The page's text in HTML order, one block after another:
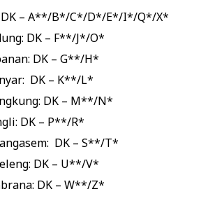
DK – A**/B*/C*/D*/E*/I*/Q*/X*
DK – F**/J*/O*
DK – G**/H*
DK – K**/L*
DK – M**/N*
DK – P**/R*
DK – S**/T*
DK – U**/V*
DK – W**/Z*